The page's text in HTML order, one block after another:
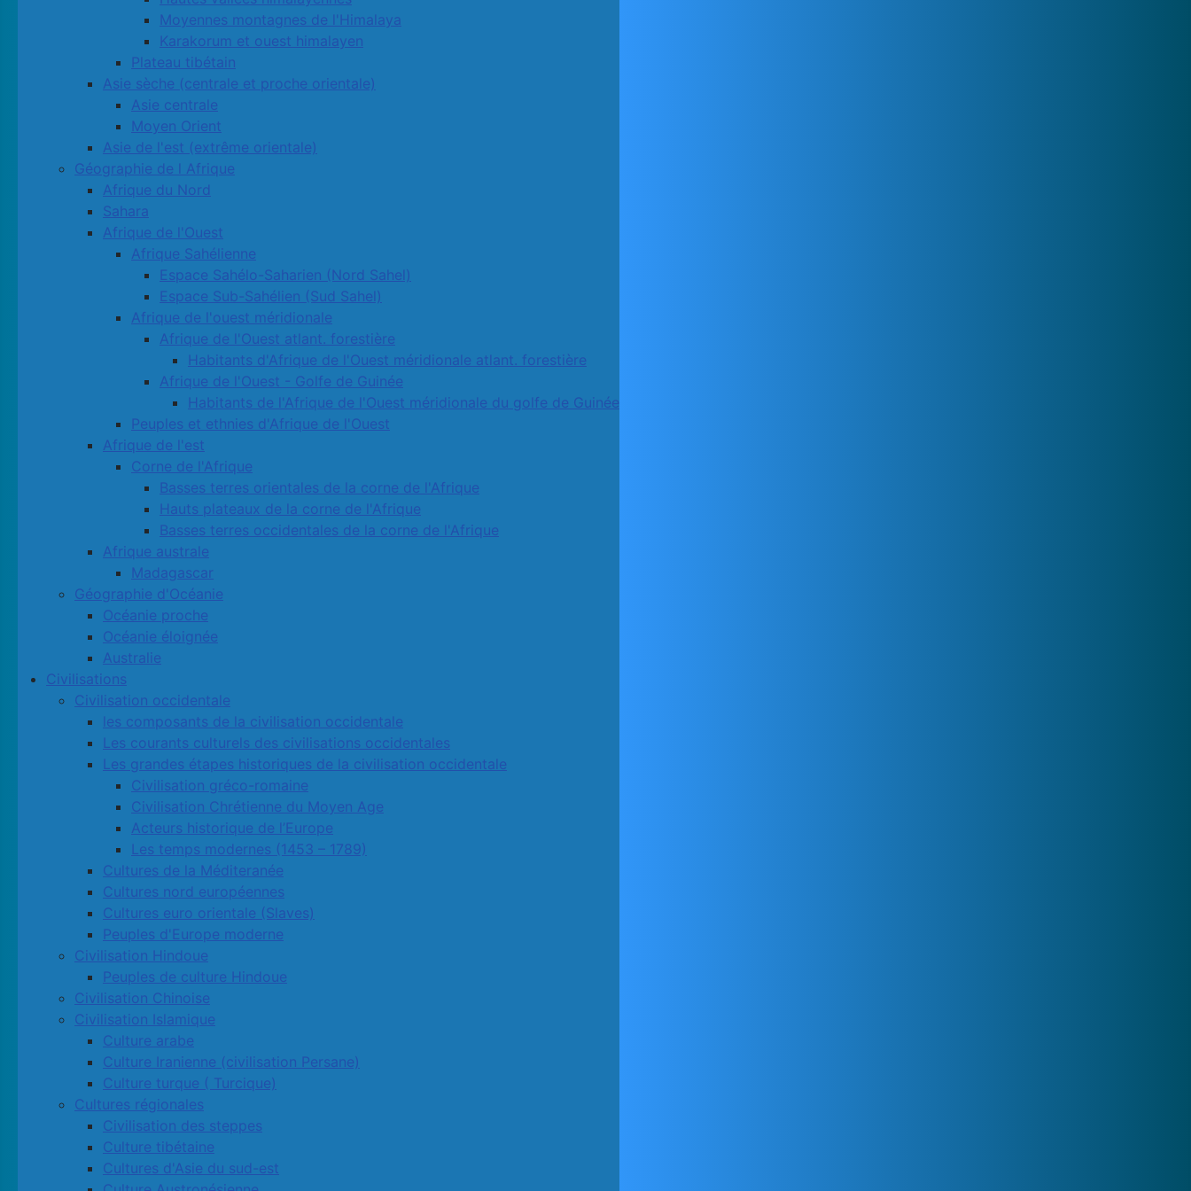
Moyennes montagnes de l'Himalaya
Karakorum et ouest himalayen
Plateau tibétain
Asie sèche (centrale et proche orientale)
Asie centrale
Moyen Orient
Asie de l'est (extrême orientale)
Géographie de l Afrique
Afrique du Nord
Sahara
Afrique de l'Ouest
Afrique Sahélienne
Espace Sahélo-Saharien (Nord Sahel)
Espace Sub-Sahélien (Sud Sahel)
Afrique de l'ouest méridionale
Afrique de l'Ouest atlant. forestière
Habitants d'Afrique de l'Ouest méridionale atlant. forestière
Afrique de l'Ouest - Golfe de Guinée
Habitants de l'Afrique de l'Ouest méridionale du golfe de Guinée
Peuples et ethnies d'Afrique de l'Ouest
Afrique de l'est
Corne de l'Afrique
Basses terres orientales de la corne de l'Afrique
Hauts plateaux de la corne de l'Afrique
Basses terres occidentales de la corne de l'Afrique
Afrique australe
Madagascar
Géographie d'Océanie
Océanie proche
Océanie éloignée
Australie
Civilisations
Civilisation occidentale
les composants de la civilisation occidentale
Les courants culturels des civilisations occidentales
Les grandes étapes historiques de la civilisation occidentale
Civilisation gréco-romaine
Civilisation Chrétienne du Moyen Age
Acteurs historique de l’Europe
Les temps modernes (1453 – 1789)
Cultures de la Méditeranée
Cultures nord européennes
Cultures euro orientale (Slaves)
Peuples d'Europe moderne
Civilisation Hindoue
Peuples de culture Hindoue
Civilisation Chinoise
Civilisation Islamique
Culture arabe
Culture Iranienne (civilisation Persane)
Culture turque ( Turcique)
Cultures régionales
Civilisation des steppes
Culture tibétaine
Cultures d'Asie du sud-est